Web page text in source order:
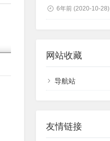
6年前 (2020-10-28)
网站收藏
导航站
友情链接